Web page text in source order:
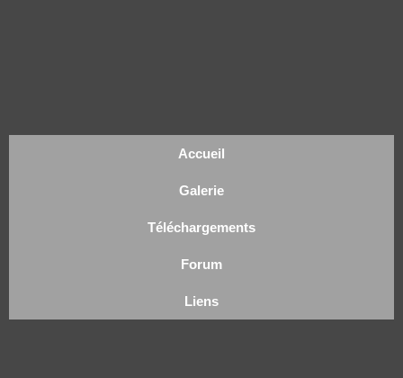
Accueil
Galerie
Téléchargements
Forum
Liens